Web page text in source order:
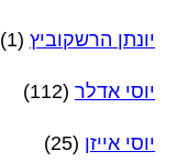
יונתן הרשקוביץ (1)
יוסי אדלר (112)
יוסי אייזן (25)